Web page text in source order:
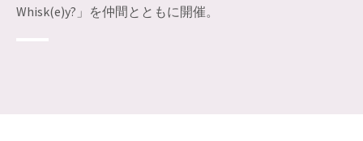
Whisk(e)y?」を仲間とともに開催。